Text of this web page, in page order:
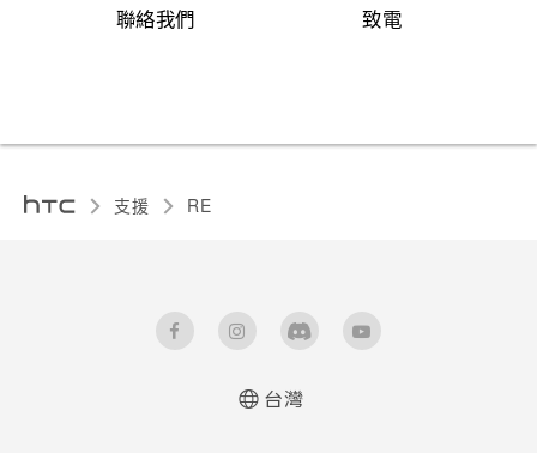
聯絡我們 致電
支援 RE‎
台灣